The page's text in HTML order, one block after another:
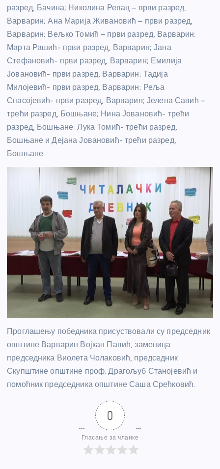
разред, Бачина; Николина Репац – први разред,
Варварин; Ана Марија Живановић – први разред,
Варварин; Вељко Томић – први разред, Варварин;
Марта Рашић- први разред, Варварин; Јана
Стефановић- први разред, Варварин; Емилија
Јовановић- први разред, Варварин; Тадија
Милојевић- први разред, Варварин; Реља
Спасојевић- први разред, Варварин; Јелена Савић –
трећи разред, Бошњане; Нина Јовановић- трећи
разред, Бошњане; Лука Томић- трећи разред,
Бошњане и Дејана Јовановић- трећи разред,
Бошњане.
Проглашењу победника присуствовали су председник
општине Варварин Војкан Павић, заменица
председника Виолета Чолаковић, председник
Скупштине општине проф. Драгољуб Станојевић и
помоћник председника општине Саша Срећковић.
0
Гласање за чланке